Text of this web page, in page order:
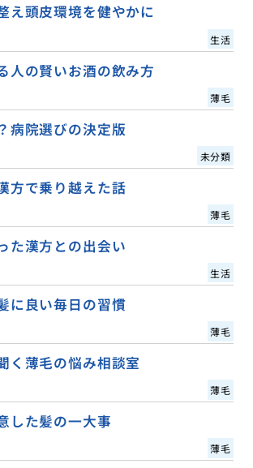
え頭皮環境を健やかに
生活
人の賢いお酒の飲み方
薄毛
病院選びの決定版
未分類
方で乗り越えた話
薄毛
た漢方との出会い
生活
に良い毎日の習慣
薄毛
く薄毛の悩み相談室
薄毛
した髪の一大事
薄毛